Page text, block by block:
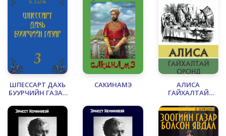
ШПЕССАРТ ДАХЬ
БУУРЧИЙН ГАЗАР
САКИНАМЭ
АЛИСА
ГАЙХАЛТАЙ